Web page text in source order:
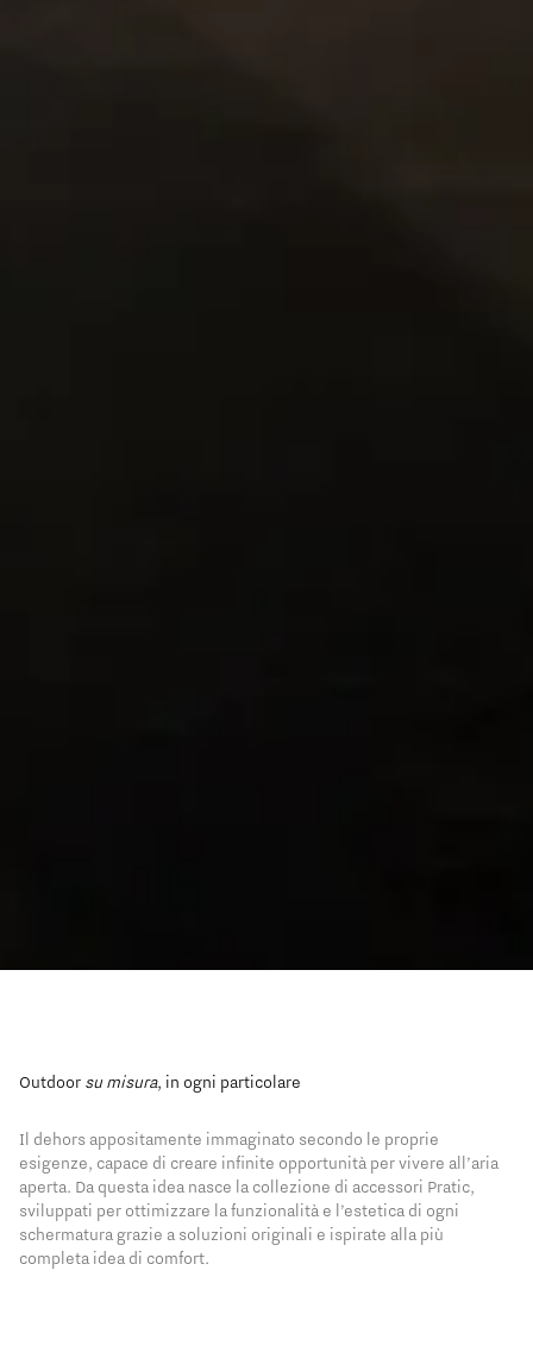
Outdoor su misura, in ogni particolare
Il dehors appositamente immaginato secondo le proprie
esigenze, capace di creare infinite opportunità per vivere all’aria
aperta. Da questa idea nasce la collezione di accessori Pratic,
sviluppati per ottimizzare la funzionalità e l’estetica di ogni
schermatura grazie a soluzioni originali e ispirate alla più
completa idea di comfort.